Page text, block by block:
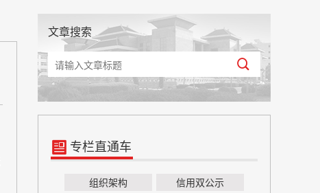
文章搜索
专栏直通车
组织架构
信用双公示